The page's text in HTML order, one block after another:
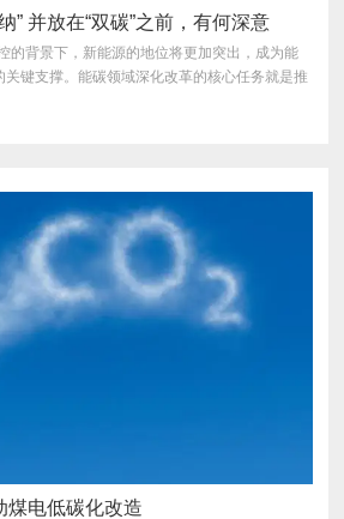
” 并放在“双碳”之前，有何深意
煤电低碳化改造